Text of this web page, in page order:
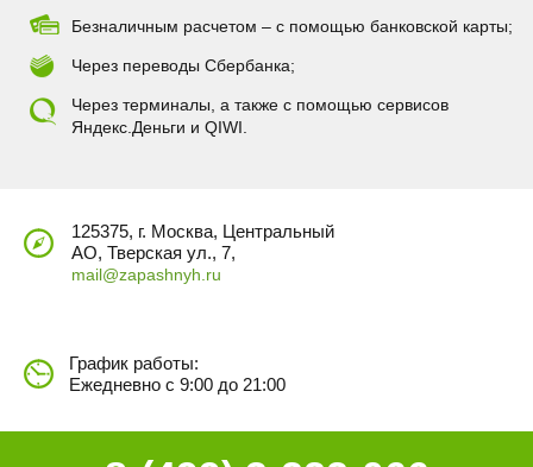
Безналичным расчетом – с помощью банковской карты;
Через переводы Сбербанка;
Через терминалы, а также с помощью сервисов
Яндекс.Деньги и QIWI.
125375, г. Москва, Центральный
АО, Тверская ул., 7,
mail@zapashnyh.ru
График работы:
Ежедневно с 9:00 до 21:00